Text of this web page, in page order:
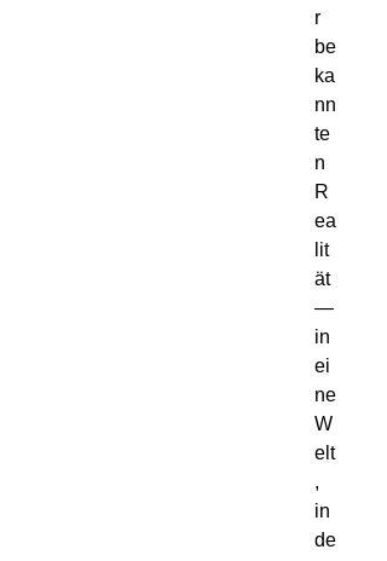
r
be
ka
nn
te
n
R
ea
lit
ät
—
in
ei
ne
W
elt
,
in
de